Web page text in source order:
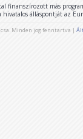
finanszírozott más
álláspontját az
Minden jog fenntartva |